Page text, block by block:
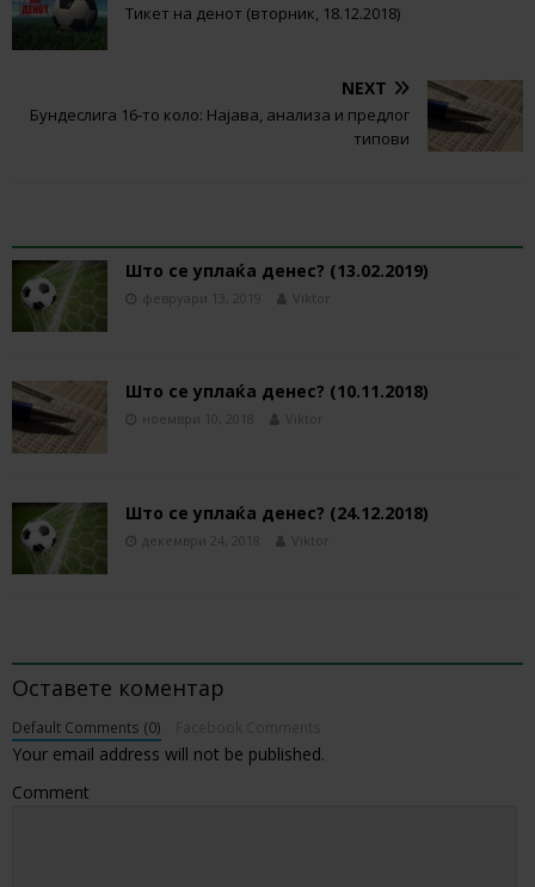
Тикет на денот (вторник, 18.12.2018)
NEXT
Бундеслига 16-то коло: Најава, анализа и предлог
типови
Што се уплаќа денес? (13.02.2019)
февруари 13, 2019 Viktor
Што се уплаќа денес? (10.11.2018)
ноември 10, 2018 Viktor
Што се уплаќа денес? (24.12.2018)
декември 24, 2018 Viktor
Оставете коментар
Default Comments (0)
Your email address will not be published.
Comment